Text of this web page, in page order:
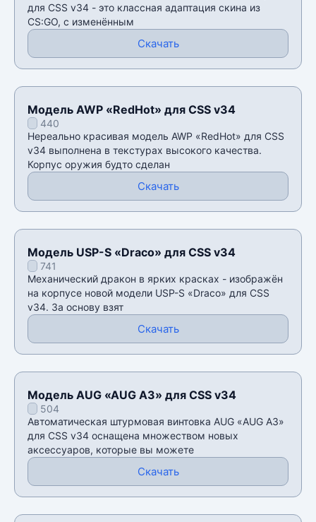
для CSS v34 - это классная адаптация скина из
CS:GO, с изменённым
Скачать
Модель AWP «RedHot» для CSS v34
440
Нереально красивая модель AWP «RedHot» для CSS
v34 выполнена в текстурах высокого качества.
Корпус оружия будто сделан
Скачать
Модель USP-S «Draco» для CSS v34
741
Механический дракон в ярких красках - изображён
на корпусе новой модели USP-S «Draco» для CSS
v34. За основу взят
Скачать
Модель AUG «AUG A3» для CSS v34
504
Автоматическая штурмовая винтовка AUG «AUG A3»
для CSS v34 оснащена множеством новых
аксессуаров, которые вы можете
Скачать